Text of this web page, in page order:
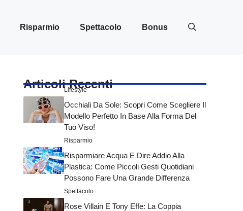
Risparmio Spettacolo Bonus
Articoli Recenti
Lifestyle
Occhiali Da Sole: Scopri Come Scegliere Il
Modello Perfetto In Base Alla Forma Del
Tuo Viso!
Risparmio
Risparmiare Acqua E Dire Addio Alla
Plastica: Come Piccoli Gesti Quotidiani
Possono Fare Una Grande Differenza
Spettacolo
Rose Villain E Tony Effe: La Coppia